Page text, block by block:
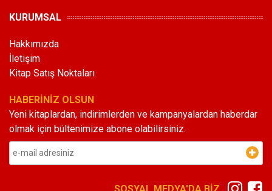
KURUMSAL
Hakkımızda
İletişim
Kitap Satış Noktaları
HABERİNİZ OLSUN
Yeni kitaplardan, indirimlerden ve kampanyalardan haberdar
olmak için bültenimize abone olabilirsiniz.